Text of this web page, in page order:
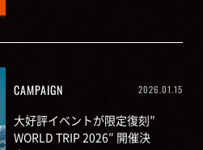
CAMPAIGN 2026.01.15
大好評イベントが限定復刻”
WORLD TRIP 2026″ 開催決